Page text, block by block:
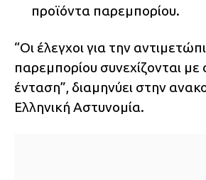
προϊόντα παρεμπορίου.
“Οι έλεγχοι για την
παρεμπορίου συνεχίζονται με
ένταση”, διαμηνύει στην
Ελληνική Αστυνομία.